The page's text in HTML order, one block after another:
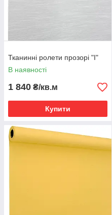
Тканинні ролети прозорі "I"
В наявності
1 840 ₴/кв.м
Купити